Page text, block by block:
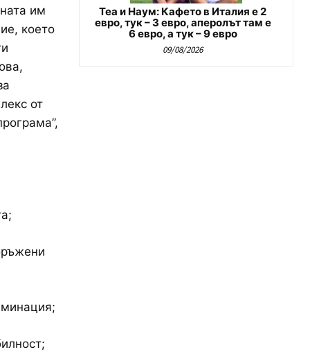
им
което
от
Теа и Наум: Кафето в Италия е 2
евро, тук – 3 евро, аперолът там е
6 евро, а тук – 9 евро
09/08/2026